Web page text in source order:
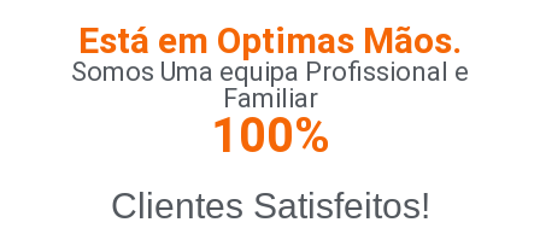
Está em Optimas Mãos.
Somos Uma equipa Profissional e
Familiar
Clientes Satisfeitos!
100%